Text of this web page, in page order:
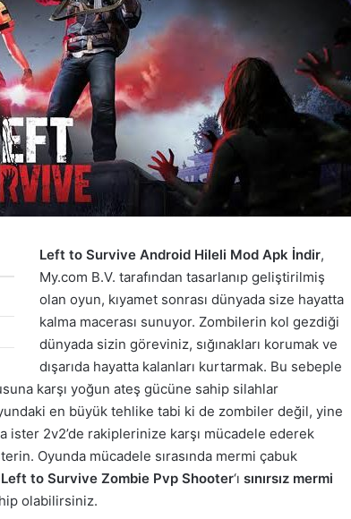
Left to Survive Android Hileli Mod Apk İndir,
My.com B.V. tarafından tasarlanıp geliştirilmiş
olan oyun, kıyamet sonrası dünyada size hayatta
kalma macerası sunuyor. Zombilerin kol gezdiği
dünyada sizin göreviniz, sığınakları korumak ve
dışarıda hayatta kalanları kurtarmak. Bu sebeple
karşı yoğun ateş gücüne sahip silahlar
en büyük tehlike tabi ki de zombiler değil, yine
2v2’de rakiplerinize karşı mücadele ederek
Oyunda mücadele sırasında mermi çabuk
Left to Survive Zombie Pvp Shooter‘ı sınırsız mermi
olabilirsiniz.